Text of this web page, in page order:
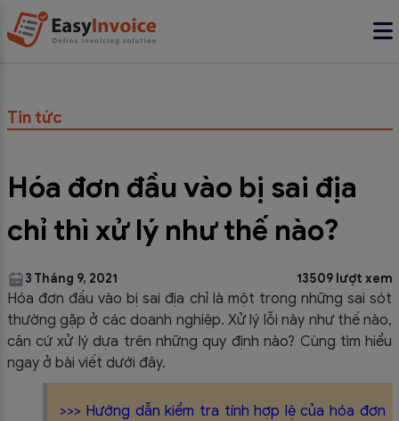
Tin tức
Hóa đơn đầu vào bị sai địa
chỉ thì xử lý như thế nào?
3 Tháng 9, 2021 13509 lượt xem
Hóa đơn đầu vào bị sai địa chỉ là một trong những sai sót
thường gặp ở các doanh nghiệp. Xử lý lỗi này như thế nào,
căn cứ xử lý dựa trên những quy định nào? Cùng tìm hiểu
ngay ở bài viết dưới đây.
>>> Hướng dẫn kiểm tra tính hợp lệ của hóa đơn